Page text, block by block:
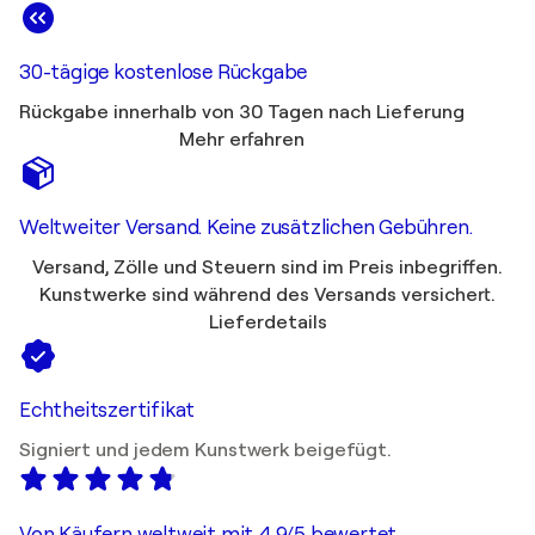
30-tägige kostenlose Rückgabe
Rückgabe innerhalb von 30 Tagen nach Lieferung
Mehr erfahren
Weltweiter Versand. Keine zusätzlichen Gebühren.
Versand, Zölle und Steuern sind im Preis inbegriffen.
Kunstwerke sind während des Versands versichert.
Lieferdetails
Echtheitszertifikat
Signiert und jedem Kunstwerk beigefügt.